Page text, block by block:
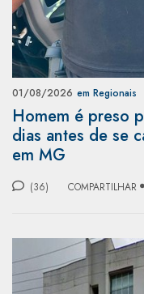
01/08/2026 em Regionais
Homem é preso
dias antes de se
em MG
(36) COMPARTILHAR